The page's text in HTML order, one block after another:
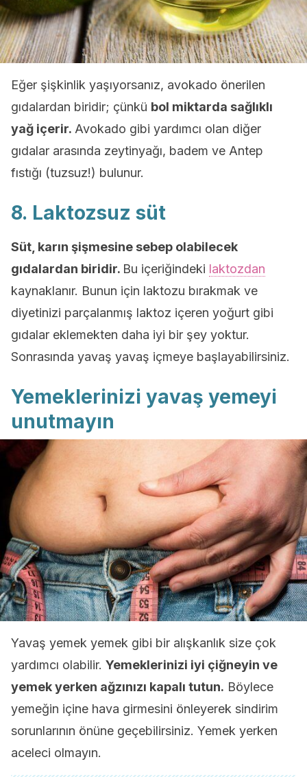
Eğer şişkinlik yaşıyorsanız, avokado önerilen
gıdalardan biridir; çünkü bol miktarda sağlıklı
yağ içerir. Avokado gibi yardımcı olan diğer
gıdalar arasında zeytinyağı, badem ve Antep
fıstığı (tuzsuz!) bulunur.
8. Laktozsuz süt
Süt, karın şişmesine sebep olabilecek
gıdalardan biridir. Bu içeriğindeki laktozdan
kaynaklanır. Bunun için laktozu bırakmak ve
diyetinizi parçalanmış laktoz içeren yoğurt gibi
gıdalar eklemekten daha iyi bir şey yoktur.
Sonrasında yavaş yavaş içmeye başlayabilirsiniz.
Yemeklerinizi yavaş yemeyi
unutmayın
Yavaş yemek yemek gibi bir alışkanlık size çok
yardımcı olabilir. Yemeklerinizi iyi çiğneyin ve
yemek yerken ağzınızı kapalı tutun. Böylece
yemeğin içine hava girmesini önleyerek sindirim
sorunlarının önüne geçebilirsiniz. Yemek yerken
aceleci olmayın.